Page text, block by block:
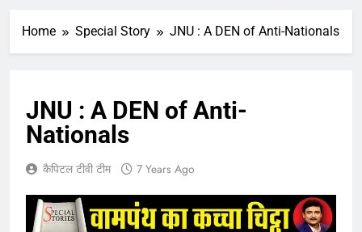
Home Special Story JNU : A DEN of Anti-Nationals
JNU : A DEN of Anti-
Nationals
कैपिटल टीवी टीम 7 Years Ago